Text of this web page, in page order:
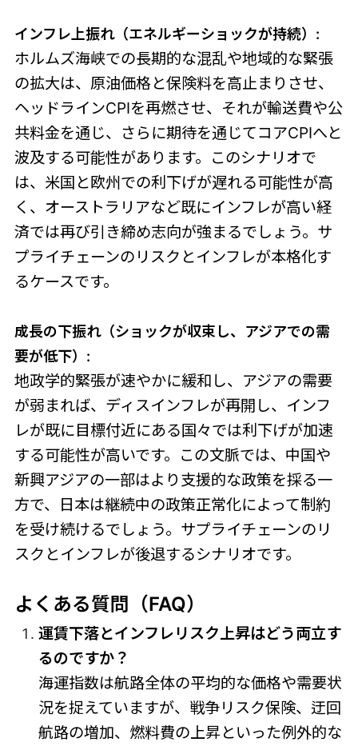
インフレ上振れ（エネルギーショックが持続）:
ホルムズ海峡での長期的な混乱や地域的な緊張
の拡大は、原油価格と保険料を高止まりさせ、
ヘッドラインCPIを再燃させ、それが輸送費や公
共料金を通じ、さらに期待を通じてコアCPIへと
波及する可能性があります。このシナリオで
は、米国と欧州での利下げが遅れる可能性が高
く、オーストラリアなど既にインフレが高い経
済では再び引き締め志向が強まるでしょう。サ
プライチェーンのリスクとインフレが本格化す
るケースです。
成長の下振れ（ショックが収束し、アジアでの需
要が低下）:
地政学的緊張が速やかに緩和し、アジアの需要
が弱まれば、ディスインフレが再開し、インフ
レが既に目標付近にある国々では利下げが加速
する可能性が高いです。この文脈では、中国や
新興アジアの一部はより支援的な政策を採る一
方で、日本は継続中の政策正常化によって制約
を受け続けるでしょう。サプライチェーンのリ
スクとインフレが後退するシナリオです。
よくある質問（FAQ）
運賃下落とインフレリスク上昇はどう両立す
るのですか？
海運指数は航路全体の平均的な価格や需要状
況を捉えていますが、戦争リスク保険、迂回
航路の増加、燃料費の上昇といった例外的な